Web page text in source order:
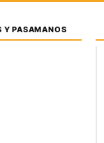
Y PASAMANOS